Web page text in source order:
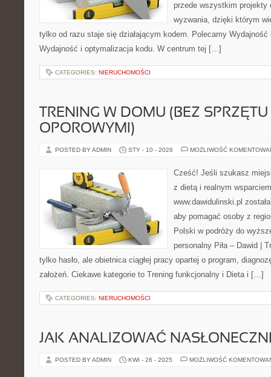
przede wszystkim projekty
wyzwania, dzięki którym
tylko od razu staje się działającym kodem. Polecamy
Wydajność i optymalizacja kodu. W centrum tej […]
CATEGORIES: NIERUCHOMOŚCI
TRENING W DOMU (BEZ
OPOROWYMI)
POSTED BY ADMIN STY - 10 - 2026 MOŻLIWOŚĆ
Cześć! Jeśli szukasz
z dietą i realnym
www.dawidulinski.pl
aby pomagać osoby z
Polski w podróży do
personalny Piła – Dawid |
tylko hasło, ale obietnica ciągłej pracy opartej o program,
założeń. Ciekawe kategorie to Trening funkcjonalny i Dieta i […]
CATEGORIES: NIERUCHOMOŚCI
JAK ANALIZOWAĆ
POSTED BY ADMIN KWI - 26 - 2025 MOŻLIWOŚĆ